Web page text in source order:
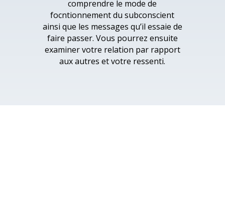
comprendre le mode de
focntionnement du subconscient
ainsi que les messages qu’il essaie de
faire passer. Vous pourrez ensuite
examiner votre relation par rapport
aux autres et votre ressenti.